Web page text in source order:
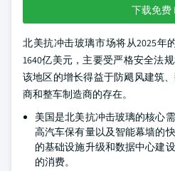
下载免费
北美抗冲击玻璃市场将从2025年
1640亿美元，主要受严格安全法
该地区的增长得益于防飓风建筑
商和整车制造商的存在。
美国是北美抗冲击玻璃的核心
高汽车保有量以及智能幕墙的
的基础设施升级和数据中心建
的消费。